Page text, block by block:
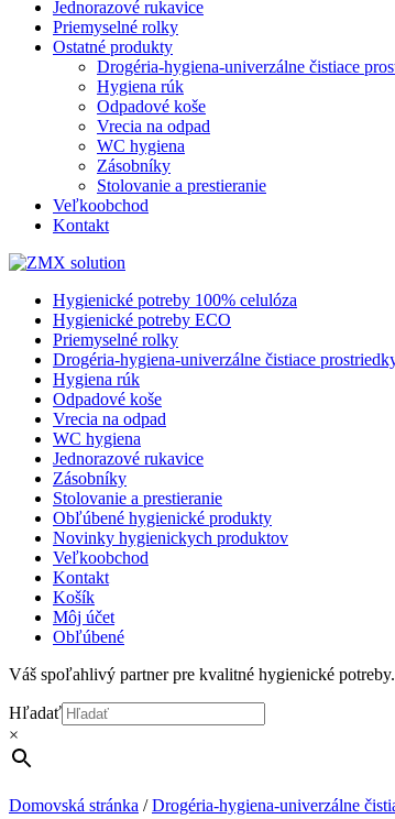
Jednorazové rukavice
Priemyselné rolky
Ostatné produkty
Drogéria-hygiena-univerzálne čistiace
Hygiena rúk
Odpadové koše
Vrecia na odpad
WC hygiena
Zásobníky
Stolovanie a prestieranie
Veľkoobchod
Kontakt
Hygienické potreby 100% celulóza
Hygienické potreby ECO
Priemyselné rolky
Drogéria-hygiena-univerzálne čistiace
Hygiena rúk
Odpadové koše
Vrecia na odpad
WC hygiena
Jednorazové rukavice
Zásobníky
Stolovanie a prestieranie
Obľúbené hygienické produkty
Novinky hygienickych produktov
Veľkoobchod
Kontakt
Košík
Môj účet
Obľúbené
Váš spoľahlivý partner pre kvalitné hygienické
Hľadať
×
Domovská stránka /Drogéria-hygiena-univerzálne